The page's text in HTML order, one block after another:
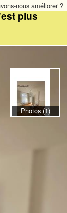
nous améliorer ?
plus